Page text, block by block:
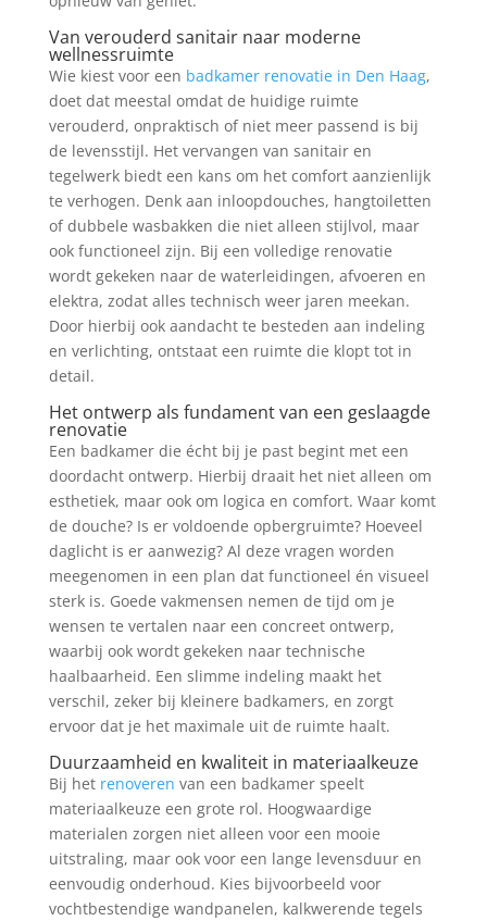
Van verouderd sanitair naar moderne
wellnessruimte
Wie kiest voor een badkamer renovatie in Den Haag,
doet dat meestal omdat de huidige ruimte
verouderd, onpraktisch of niet meer passend is bij
de levensstijl. Het vervangen van sanitair en
tegelwerk biedt een kans om het comfort aanzienlijk
te verhogen. Denk aan inloopdouches, hangtoiletten
of dubbele wasbakken die niet alleen stijlvol, maar
ook functioneel zijn. Bij een volledige renovatie
wordt gekeken naar de waterleidingen, afvoeren en
elektra, zodat alles technisch weer jaren meekan.
Door hierbij ook aandacht te besteden aan indeling
en verlichting, ontstaat een ruimte die klopt tot in
detail.
Het ontwerp als fundament van een geslaagde
renovatie
Een badkamer die écht bij je past begint met een
doordacht ontwerp. Hierbij draait het niet alleen om
esthetiek, maar ook om logica en comfort. Waar komt
de douche? Is er voldoende opbergruimte? Hoeveel
daglicht is er aanwezig? Al deze vragen worden
meegenomen in een plan dat functioneel én visueel
sterk is. Goede vakmensen nemen de tijd om je
wensen te vertalen naar een concreet ontwerp,
waarbij ook wordt gekeken naar technische
haalbaarheid. Een slimme indeling maakt het
verschil, zeker bij kleinere badkamers, en zorgt
ervoor dat je het maximale uit de ruimte haalt.
Duurzaamheid en kwaliteit in materiaalkeuze
Bij het renoveren van een badkamer speelt
materiaalkeuze een grote rol. Hoogwaardige
materialen zorgen niet alleen voor een mooie
uitstraling, maar ook voor een lange levensduur en
eenvoudig onderhoud. Kies bijvoorbeeld voor
vochtbestendige wandpanelen, kalkwerende tegels